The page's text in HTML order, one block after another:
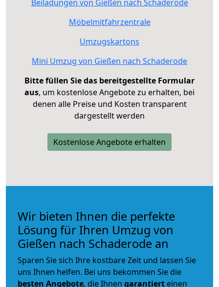
Beiladungen von Gießen nach Schaderode
Möbelmitfahrzentrale
Umzugskartons
Mini Umzug von Gießen nach Schaderode
Bitte füllen Sie das bereitgestellte Formular
aus, um kostenlose Angebote zu erhalten, bei
denen alle Preise und Kosten transparent
dargestellt werden
Kostenlose Angebote erhalten
Wir bieten Ihnen die perfekte
Lösung für Ihren Umzug von
Gießen nach Schaderode an
Sparen Sie sich Ihre kostbare Zeit und lassen Sie
uns Ihnen helfen. Bei uns bekommen Sie die
besten Angebote, die Ihnen garantiert einen